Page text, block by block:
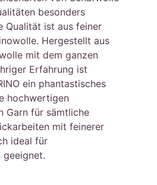
besonders
Qualität ist aus feiner
Hergestellt aus
mit dem ganzen
Erfahrung ist
ein phantastisches
hochwertigen
Garn für sämtliche
mit feinerer
ideal für
geeignet.